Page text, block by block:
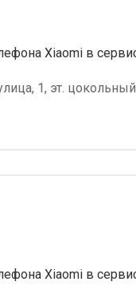
Xiaomi в
1, эт. цокольный
Xiaomi в